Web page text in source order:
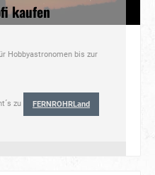
kaufen
Hobbyastronomen bis zur
zu FERNROHRLand